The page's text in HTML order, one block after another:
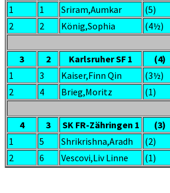
1
1 Sriram,Aumkar (5)
2
2 König,Sophia (4½)
3 2 Karlsruher SF 1 (4)
1
3 Kaiser,Finn Qin (3½)
2
4 Brieg,Moritz (1)
4 3 SK FR-Zähringen 1 (3)
1
5 Shrikrishna,Aradh (2)
2
6 Vescovi,Liv Linne (1)